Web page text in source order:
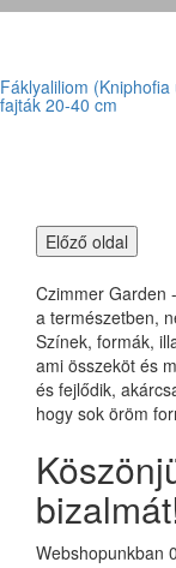
Fáklyaliliom (Kniphofia
fajták 20-40 cm
Czimmer Garden
a természetben,
Színek, formák,
ami összeköt és
és fejlődik,
hogy sok öröm
Webshopunkban